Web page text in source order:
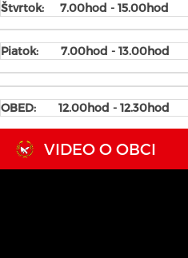
Štvrtok: 7.00hod - 15.00hod
Piatok: 7.00hod - 13.00hod
OBED: 12.00hod - 12.30hod
VIDEO O OBCI